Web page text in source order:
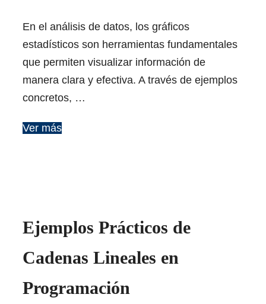
En el análisis de datos, los gráficos
estadísticos son herramientas fundamentales
que permiten visualizar información de
manera clara y efectiva. A través de ejemplos
concretos, …
Ver más
Ejemplos Prácticos de
Cadenas Lineales en
Programación